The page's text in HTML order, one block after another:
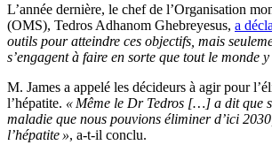
L’année dernière, le chef de l’Organisation
(OMS), Tedros Adhanom Ghebreyesus, a
outils pour atteindre ces objectifs, mais
s’engagent à faire en sorte que tout le monde
M. James a appelé les décideurs à agir pour
l’hépatite. « Même le Dr Tedros […] a dit que
maladie que nous pouvions éliminer d’ici
l’hépatite », a-t-il conclu.